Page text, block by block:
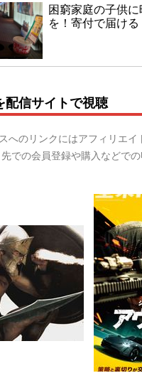
困窮家庭の子供
を！寄付で届ける
配信サイトで視聴
へのリンクにはアフィリエイ
での会員登録や購入などで